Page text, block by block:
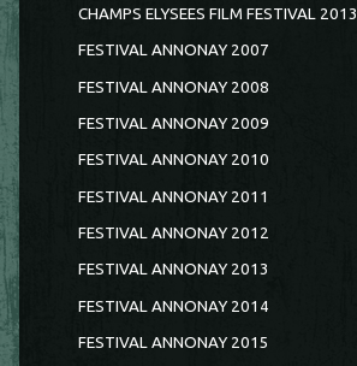
CHAMPS ELYSEES FILM FESTIVAL 2013
FESTIVAL ANNONAY 2007
FESTIVAL ANNONAY 2008
FESTIVAL ANNONAY 2009
FESTIVAL ANNONAY 2010
FESTIVAL ANNONAY 2011
FESTIVAL ANNONAY 2012
FESTIVAL ANNONAY 2013
FESTIVAL ANNONAY 2014
FESTIVAL ANNONAY 2015